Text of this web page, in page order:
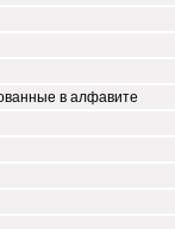
в алфавите